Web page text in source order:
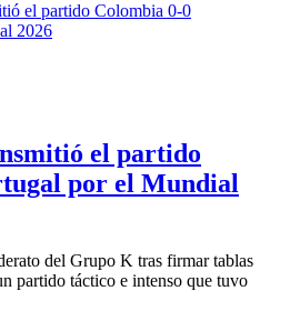
el partido
por el Mundial
del Grupo K tras firmar tablas
partido táctico e intenso que tuvo